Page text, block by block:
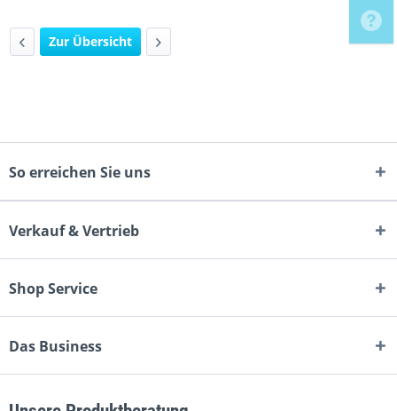
Zur Übersicht
So erreichen Sie uns
Verkauf & Vertrieb
Shop Service
Das Business